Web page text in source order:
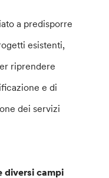
a predisporre
esistenti,
riprendere
e di
dei servizi
diversi campi